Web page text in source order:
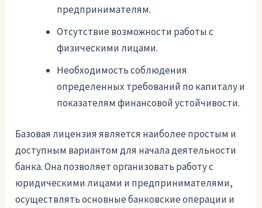
предпринимателям.
Отсутствие возможности работы с
физическими лицами.
Необходимость соблюдения
определенных требований по капиталу и
показателям финансовой устойчивости.
Базовая лицензия является наиболее простым и
доступным вариантом для начала деятельности
банка. Она позволяет организовать работу с
юридическими лицами и предпринимателями,
осуществлять основные банковские операции и